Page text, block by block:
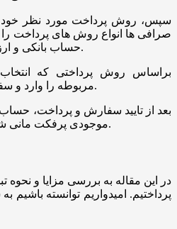
سپس، روش پرداخت مورد نظر خود
صرافی ‌ها انواع روش ‌های پرداخت را
حساب بانکی و ارزهای دیجیتال می پذیرند.
براساس روش پرداختی که
مربوطه را وارد و سفارش خود را تایید نمایید.
بعد از تایید سفارش و پرداخت،
موجودی پرفکت مانی شما افزایش خواهد یافت.
در این مقاله به بررسی مزایا و نحوه
پرداختیم. امیدواریم توانسته باشیم